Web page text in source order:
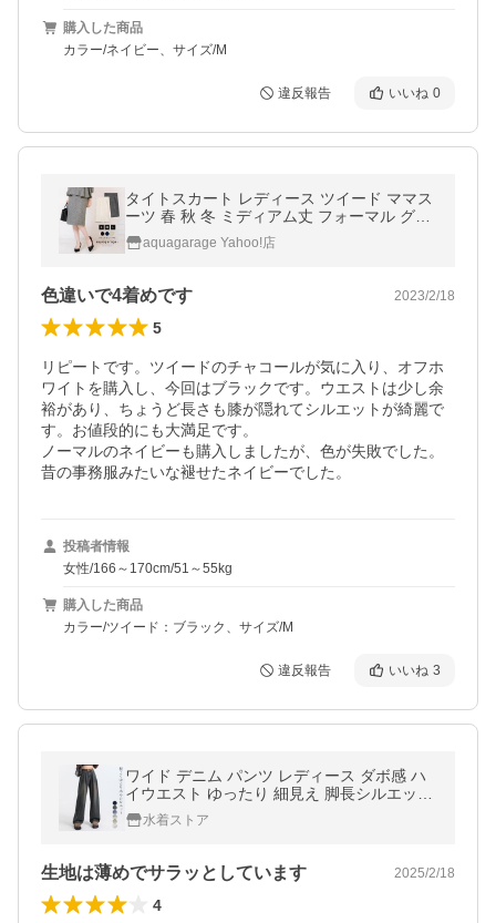
購入した商品
カラー/ネイビー、サイズ/M
違反報告 いいね 0
タイトスカート レディース ツイード ママス
ーツ 春 秋 冬 ミディアム丈 フォーマル グレ
ー M L 入学式 SNS掲載 卒業式 服 母 ≪ゆう
メール便配送30・代引不可≫
aquagarage Yahoo!店
色違いで4着めです 2023/2/18
5
リピートです。ツイードのチャコールが気に入り、オフホ
ワイトを購入し、今回はブラックです。ウエストは少し余
裕があり、ちょうど長さも膝が隠れてシルエットが綺麗で
す。お値段的にも大満足です。
ノーマルのネイビーも購入しましたが、色が失敗でした。
昔の事務服みたいな褪せたネイビーでした。
投稿者情報
女性/166～170cm/51～55kg
購入した商品
カラー/ツイード：ブラック、サイズ/M
違反報告 いいね 3
ワイド デニム パンツ レディース ダボ感 ハ
イウエスト ゆったり 細見え 脚長シルエット
美脚効果 カジュアル タックイン 春 夏 秋 冬
爆買水着ストア
生地は薄めでサラッとしています 2025/2/18
4